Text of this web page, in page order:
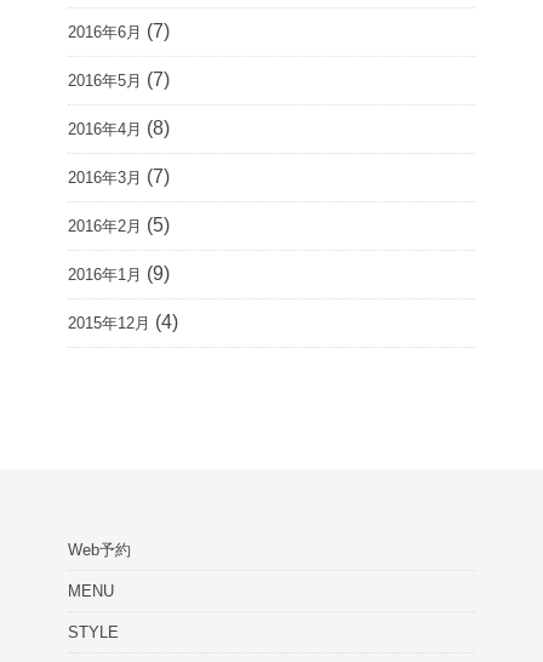
2016年6月 (7)
2016年5月 (7)
2016年4月 (8)
2016年3月 (7)
2016年2月 (5)
2016年1月 (9)
2015年12月 (4)
Web予約
MENU
STYLE